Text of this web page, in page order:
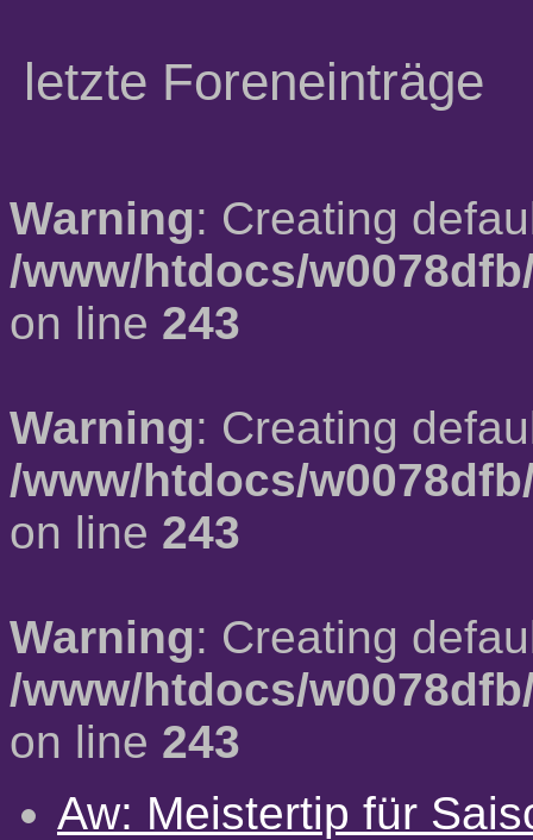
letzte Foreneinträge
Warning: Creating
/www/htdocs/
on line 243
Warning: Creating
/www/htdocs/
on line 243
Warning: Creating
/www/htdocs/
on line 243
Aw: Meistertip für